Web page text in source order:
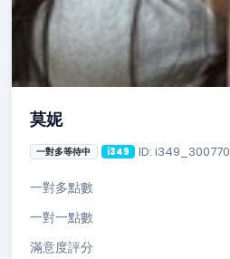
莫妮
一對多等待中 i349 ID: i349_300770
一對多點數
一對一點數
滿意度評分